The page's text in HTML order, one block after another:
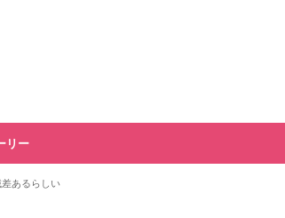
リー
あるらしい